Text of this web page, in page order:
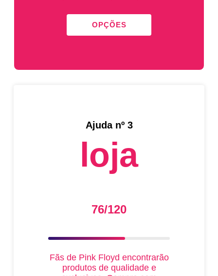
OPÇÕES
Ajuda nº 3
loja
76/120
Fãs de Pink Floyd encontrarão
produtos de qualidade e